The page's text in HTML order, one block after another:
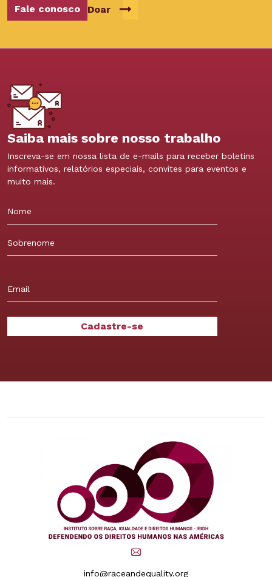
Fale conosco Doar
Saiba mais sobre nosso trabalho
Inscreva-se em nossa lista de e-mails para receber boletins
informativos, relatórios especiais, convites para eventos e
muito mais.
info@raceandequality.org